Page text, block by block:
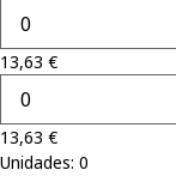
13,63 €
13,63 €
Unidades: 0